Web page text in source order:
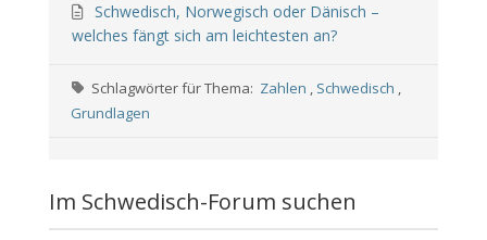
Schwedisch, Norwegisch oder Dänisch –
welches fängt sich am leichtesten an?
Schlagwörter für Thema: Zahlen , Schwedisch ,
Grundlagen
Im Schwedisch-Forum suchen